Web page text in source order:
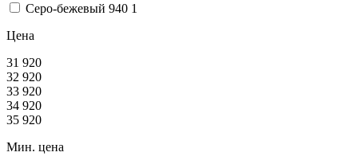
Серо-бежевый 940 1
Цена
31 920
32 920
33 920
34 920
35 920
Мин. цена